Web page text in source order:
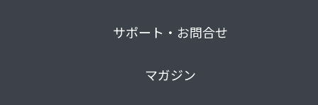
サポート・お問合せ
マガジン